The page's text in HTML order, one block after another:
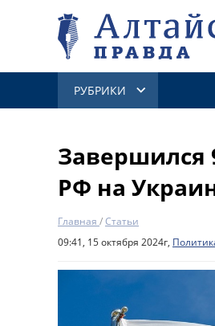
РУБРИКИ
Завершился
РФ на
Главная /Статьи
09:41, 15 октября 2024г,